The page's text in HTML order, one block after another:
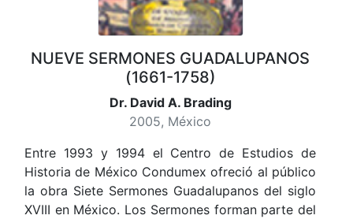
NUEVE SERMONES GUADALUPANOS
(1661-1758)
Dr. David A. Brading
2005, México
Entre 1993 y 1994 el Centro de Estudios de
Historia de México Condumex ofreció al público
la obra Siete Sermones Guadalupanos del siglo
XVIII en México. Los Sermones forman parte del